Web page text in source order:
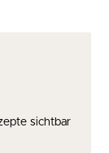
sichtbar